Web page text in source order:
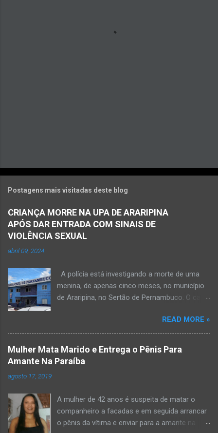
Postagens mais visitadas deste blog
CRIANÇA MORRE NA UPA DE ARARIPINA
APÓS DAR ENTRADA COM SINAIS DE
VIOLÊNCIA SEXUAL
abril 09, 2024
A polícia está investigando a morte de uma
menina, de apenas cinco meses, no município
de Araripina, no Sertão de Pernambuco. O caso
morte a esclarecer”. A PM diz que, na segunda-
feira (8), foi acionada para verificar uma
possível ocorrência de estupro de vulnerável,
na UPA da cidade, mas ao chegar ao local a
vítima estava com um quadro de desidratação
e desnutrição, além de apresentar ruptura anal
e vaginal. Os pais informaram que a criança
READ MORE »
Mulher Mata Marido e Entrega o Pênis Para
Amante Na Paraíba
agosto 17, 2019
A mulher de 42 anos é suspeita de matar o
companheiro a facadas e em seguida arrancar
o pênis da vítima e enviar para a amante na